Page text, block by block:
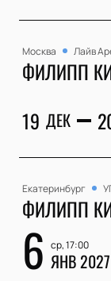
Москва Лайв
ФИЛИПП
19 ДЕК
Екатеринбург
ФИЛИПП
6 ср, 17:00
ЯНВ 2027